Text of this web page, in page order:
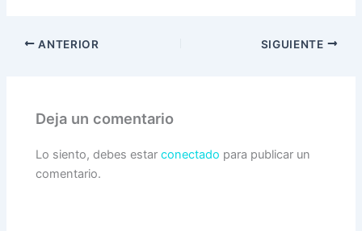
ANTERIOR SIGUIENTE
Deja un comentario
Lo siento, debes estarconectado para publicar un
comentario.